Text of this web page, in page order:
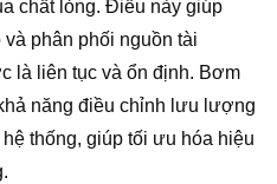
chất lỏng. Điều này giúp
phân phối nguồn tài
là liên tục và ổn định. Bơm
năng điều chỉnh lưu lượng
thống, giúp tối ưu hóa hiệu